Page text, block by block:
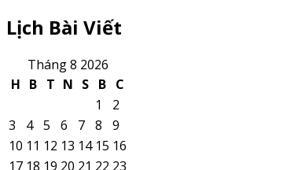
Lịch Bài Viết
Tháng 8 2026
H B T N S B C
1
2
3
4 5 6 7 8
9
10 11 12 13 14 15 16
17 18 19 20 21 22 23